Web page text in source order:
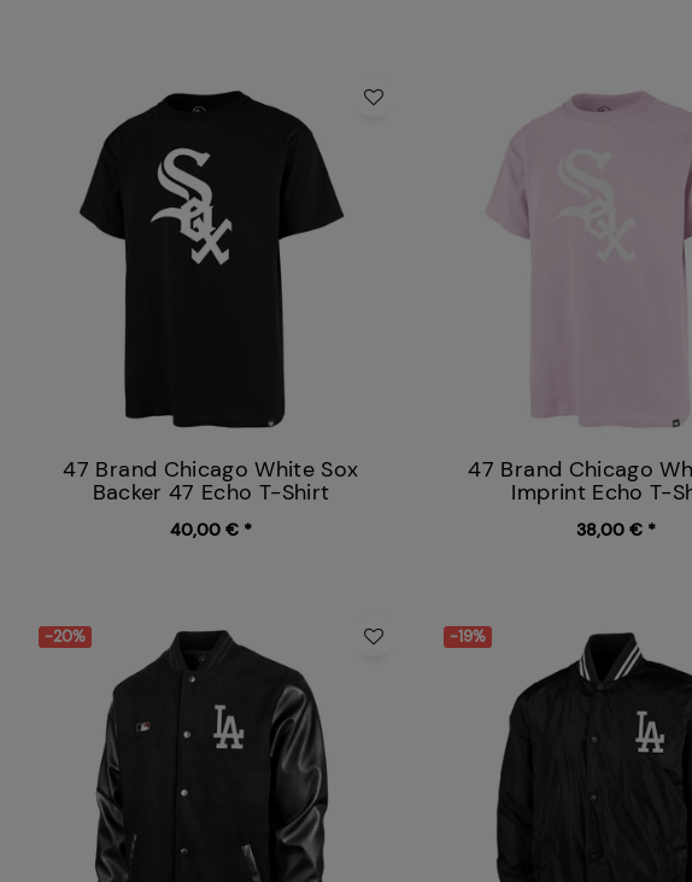
47 Brand Chicago White Sox
Backer 47 Echo T-Shirt
40,00 € *
47 Brand Chicago
Imprint Echo T-
38,00 € *
-20% -19%